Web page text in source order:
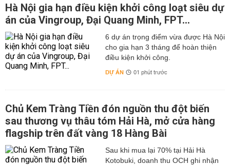
Hà Nội gia hạn điều kiện khởi công loạt siêu dự
án của Vingroup, Đại Quang Minh, FPT...
6 dự án trọng điểm vừa được Hà Nội
cho gia hạn 3 tháng để hoàn thiện
điều kiện khởi công.
DỰ ÁN 01 phút trước
Chủ Kem Tràng Tiền đón nguồn thu đột biến
sau thương vụ thâu tóm Hải Hà, mở cửa hàng
flagship trên đất vàng 18 Hàng Bài
Sau khi mua lại 70% tại Hải Hà
Kotobuki, doanh thu OCH ghi nhận